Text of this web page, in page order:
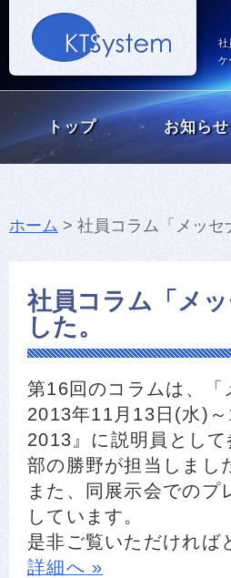
社
ケ
トップ お知らせ
ホーム > 社員コラム「メッ
社員コラム「メ
した。
第16回のコラムは、
2013年11月13日(水)
2013』に説明員とし
部の勝野が担当しまし
また、同展示会での
しています。
是非ご覧いただければ
詳細へ »